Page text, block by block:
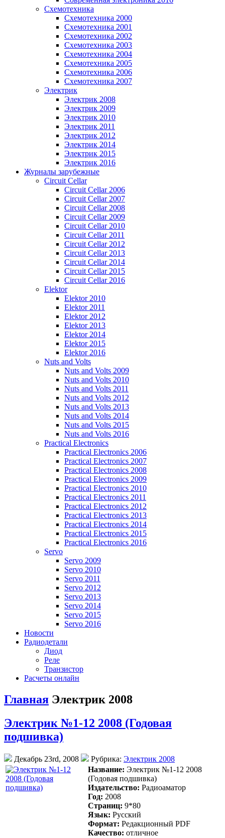
Схемотехника
Схемотехника 2000
Схемотехника 2001
Схемотехника 2002
Схемотехника 2003
Схемотехника 2004
Схемотехника 2005
Схемотехника 2006
Схемотехника 2007
Электрик
Электрик 2008
Электрик 2009
Электрик 2010
Электрик 2011
Электрик 2012
Электрик 2014
Электрик 2015
Электрик 2016
Журналы зарубежные
Circuit Cellar
Circuit Cellar 2006
Circuit Cellar 2007
Circuit Cellar 2008
Circuit Cellar 2009
Circuit Cellar 2010
Circuit Cellar 2011
Circuit Cellar 2012
Circuit Cellar 2013
Circuit Cellar 2014
Circuit Cellar 2015
Circuit Cellar 2016
Elektor
Elektor 2010
Elektor 2011
Elektor 2012
Elektor 2013
Elektor 2014
Elektor 2015
Elektor 2016
Nuts and Volts
Nuts and Volts 2009
Nuts and Volts 2010
Nuts and Volts 2011
Nuts and Volts 2012
Nuts and Volts 2013
Nuts and Volts 2014
Nuts and Volts 2015
Nuts and Volts 2016
Practical Electronics
Practical Electronics 2006
Practical Electronics 2007
Practical Electronics 2008
Practical Electronics 2009
Practical Electronics 2010
Practical Electronics 2011
Practical Electronics 2012
Practical Electronics 2013
Practical Electronics 2014
Practical Electronics 2015
Practical Electronics 2016
Servo
Servo 2009
Servo 2010
Servo 2011
Servo 2012
Servo 2013
Servo 2014
Servo 2015
Servo 2016
Новости
Радиодетали
Диод
Реле
Транзистор
Расчеты онлайн
Главная Электрик 2008
Электрик №1-12 2008 (Годовая
подшивка)
Декабрь 23rd, 2008 Рубрика: Электрик 2008
Название: Электрик №1-12 2008
(Годовая подшивка)
Издательство: Радиоаматор
Год: 2008
Страниц: 9*80
Язык: Русский
Формат: Редакционный PDF
Качество: отличное